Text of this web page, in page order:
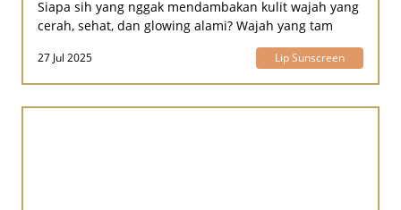
Siapa sih yang nggak mendambakan kulit wajah yang
cerah, sehat, dan glowing alami? Wajah yang tam
27 Jul 2025 Lip Sunscreen